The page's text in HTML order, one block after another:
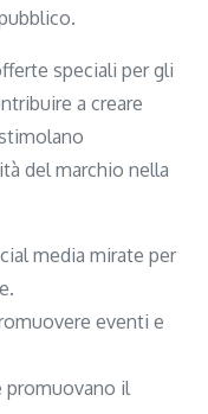
speciali per gli
a creare
del marchio nella
media mirate per
eventi e
promuovano il